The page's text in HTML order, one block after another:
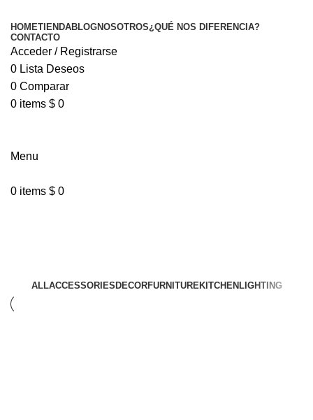
HOMETIENDABLOGNOSOTROS¿QUÉ NOS DIFERENCIA?
CONTACTO
Acceder / Registrarse
0 Lista Deseos
0 Comparar
0 items $ 0
Menu
0 items $ 0
ALLACCESSORIES DECORFURNITUREKITCHEN LIGHTING